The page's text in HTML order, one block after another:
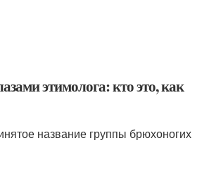
этимолога: кто это, как
название группы брюхоногих